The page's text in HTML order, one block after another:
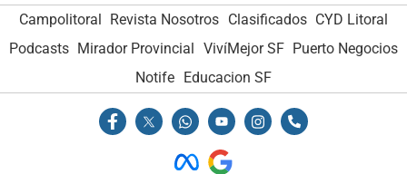
Campolitoral Revista Nosotros Clasificados CYD Litoral
Podcasts Mirador Provincial VivíMejor SF Puerto Negocios
Notife Educacion SF